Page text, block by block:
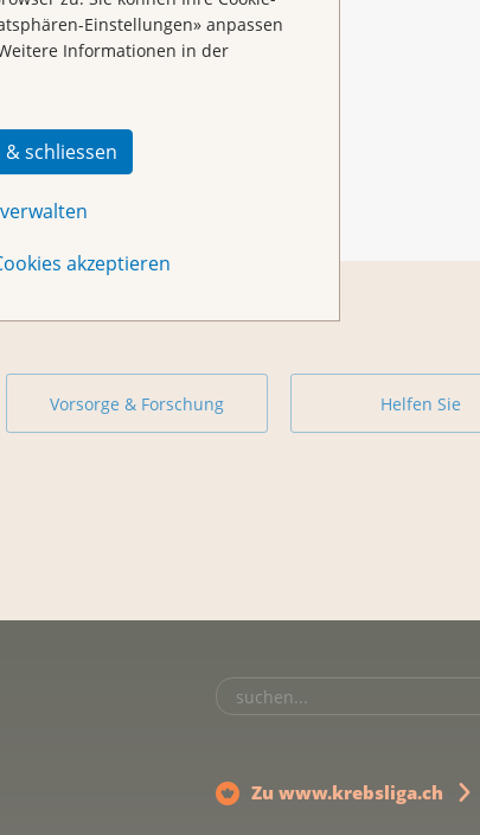
Einstellungen» anpassen
Informationen in der
schliessen
akzeptieren
Döbeli gerne
Vorsorge & Forschung Helfen Sie
Zu www.krebsliga.ch